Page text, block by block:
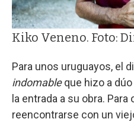
Kiko Veneno. Foto:
Para unos uruguayos, el
indomableque hizo a
la entrada a su obra.
reencontrarse con un